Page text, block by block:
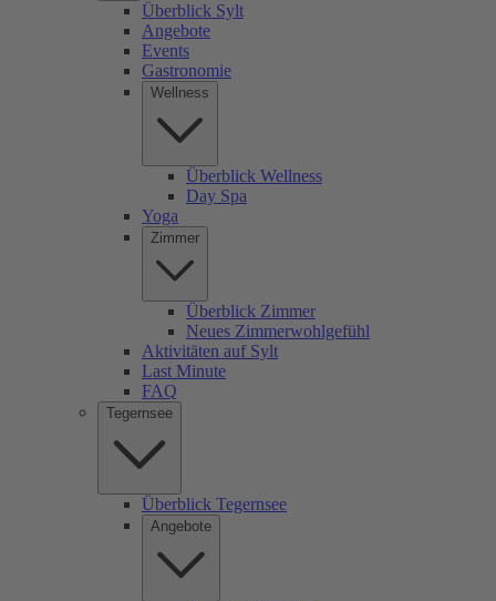
Überblick Sylt
Angebote
Events
Gastronomie
Wellness
Überblick Wellness
Day Spa
Yoga
Zimmer
Überblick Zimmer
Neues Zimmerwohlgefühl
Aktivitäten auf Sylt
Last Minute
FAQ
Tegernsee
Überblick Tegernsee
Angebote